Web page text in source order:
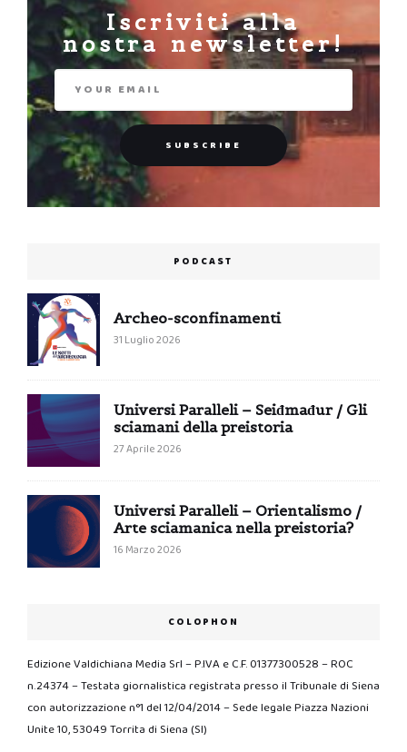
Iscriviti alla
nostra newsletter!
PODCAST
Archeo-sconfinamenti
31 Luglio 2026
Universi Paralleli – Seiđmađur / Gli
sciamani della preistoria
27 Aprile 2026
Universi Paralleli – Orientalismo /
Arte sciamanica nella preistoria?
16 Marzo 2026
COLOPHON
Edizione Valdichiana Media Srl – P.IVA e C.F. 01377300528 – ROC
n.24374 – Testata giornalistica registrata presso il Tribunale di Siena
con autorizzazione n°1 del 12/04/2014 – Sede legale Piazza Nazioni
Unite 10, 53049 Torrita di Siena (SI)